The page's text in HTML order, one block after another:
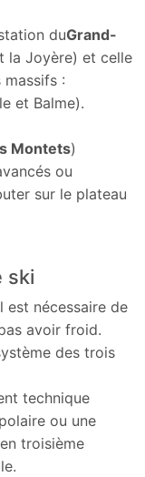
duGrand-
la Joyère) et celle
:
et Balme).
Montets)
ou
sur le plateau
ski
est nécessaire de
avoir froid.
des trois
technique
ou une
troisième